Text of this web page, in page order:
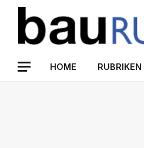
HOME RUBRIKEN